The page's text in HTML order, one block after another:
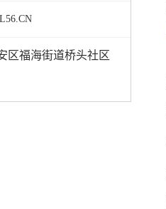
区福海街道桥头社区